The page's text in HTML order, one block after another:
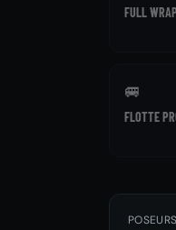
FULL
🚐
FLOTTE